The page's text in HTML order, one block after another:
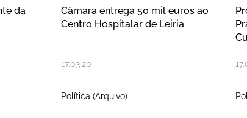
da
Câmara entrega 50 mil euros ao
Centro Hospitalar de Leiria
17.03.20
Política (Arquivo)
17.